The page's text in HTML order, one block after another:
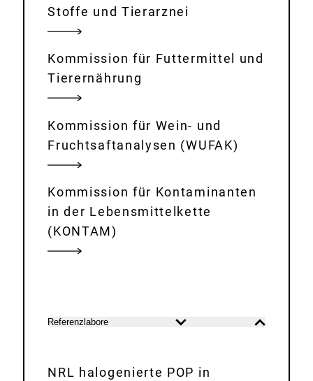
Stoffe und Tierarznei
Kommission für Futtermittel und
Tierernährung
Kommission für Wein- und
Fruchtsaftanalysen (WUFAK)
Kommission für Kontaminanten
in der Lebensmittelkette
(KONTAM)
Referenzlabore
Inhalt
Inhalt
NRL halogenierte POP in